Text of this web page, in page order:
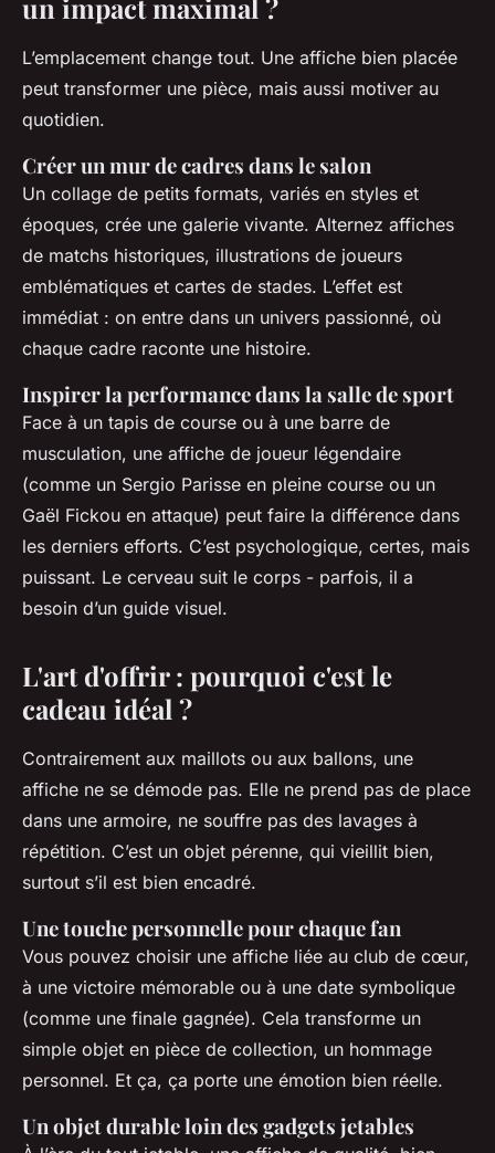
un impact maximal ?
L’emplacement change tout. Une affiche bien placée
peut transformer une pièce, mais aussi motiver au
quotidien.
Créer un mur de cadres dans le salon
Un collage de petits formats, variés en styles et
époques, crée une galerie vivante. Alternez affiches
de matchs historiques, illustrations de joueurs
emblématiques et cartes de stades. L’effet est
immédiat : on entre dans un univers passionné, où
chaque cadre raconte une histoire.
Inspirer la performance dans la salle de sport
Face à un tapis de course ou à une barre de
musculation, une affiche de joueur légendaire
(comme un Sergio Parisse en pleine course ou un
Gaël Fickou en attaque) peut faire la différence dans
les derniers efforts. C’est psychologique, certes, mais
puissant. Le cerveau suit le corps - parfois, il a
besoin d’un guide visuel.
L'art d'offrir : pourquoi c'est le
cadeau idéal ?
Contrairement aux maillots ou aux ballons, une
affiche ne se démode pas. Elle ne prend pas de place
dans une armoire, ne souffre pas des lavages à
répétition. C’est un objet pérenne, qui vieillit bien,
surtout s’il est bien encadré.
Une touche personnelle pour chaque fan
Vous pouvez choisir une affiche liée au club de cœur,
à une victoire mémorable ou à une date symbolique
(comme une finale gagnée). Cela transforme un
simple objet en pièce de collection, un hommage
personnel. Et ça, ça porte une émotion bien réelle.
Un objet durable loin des gadgets jetables